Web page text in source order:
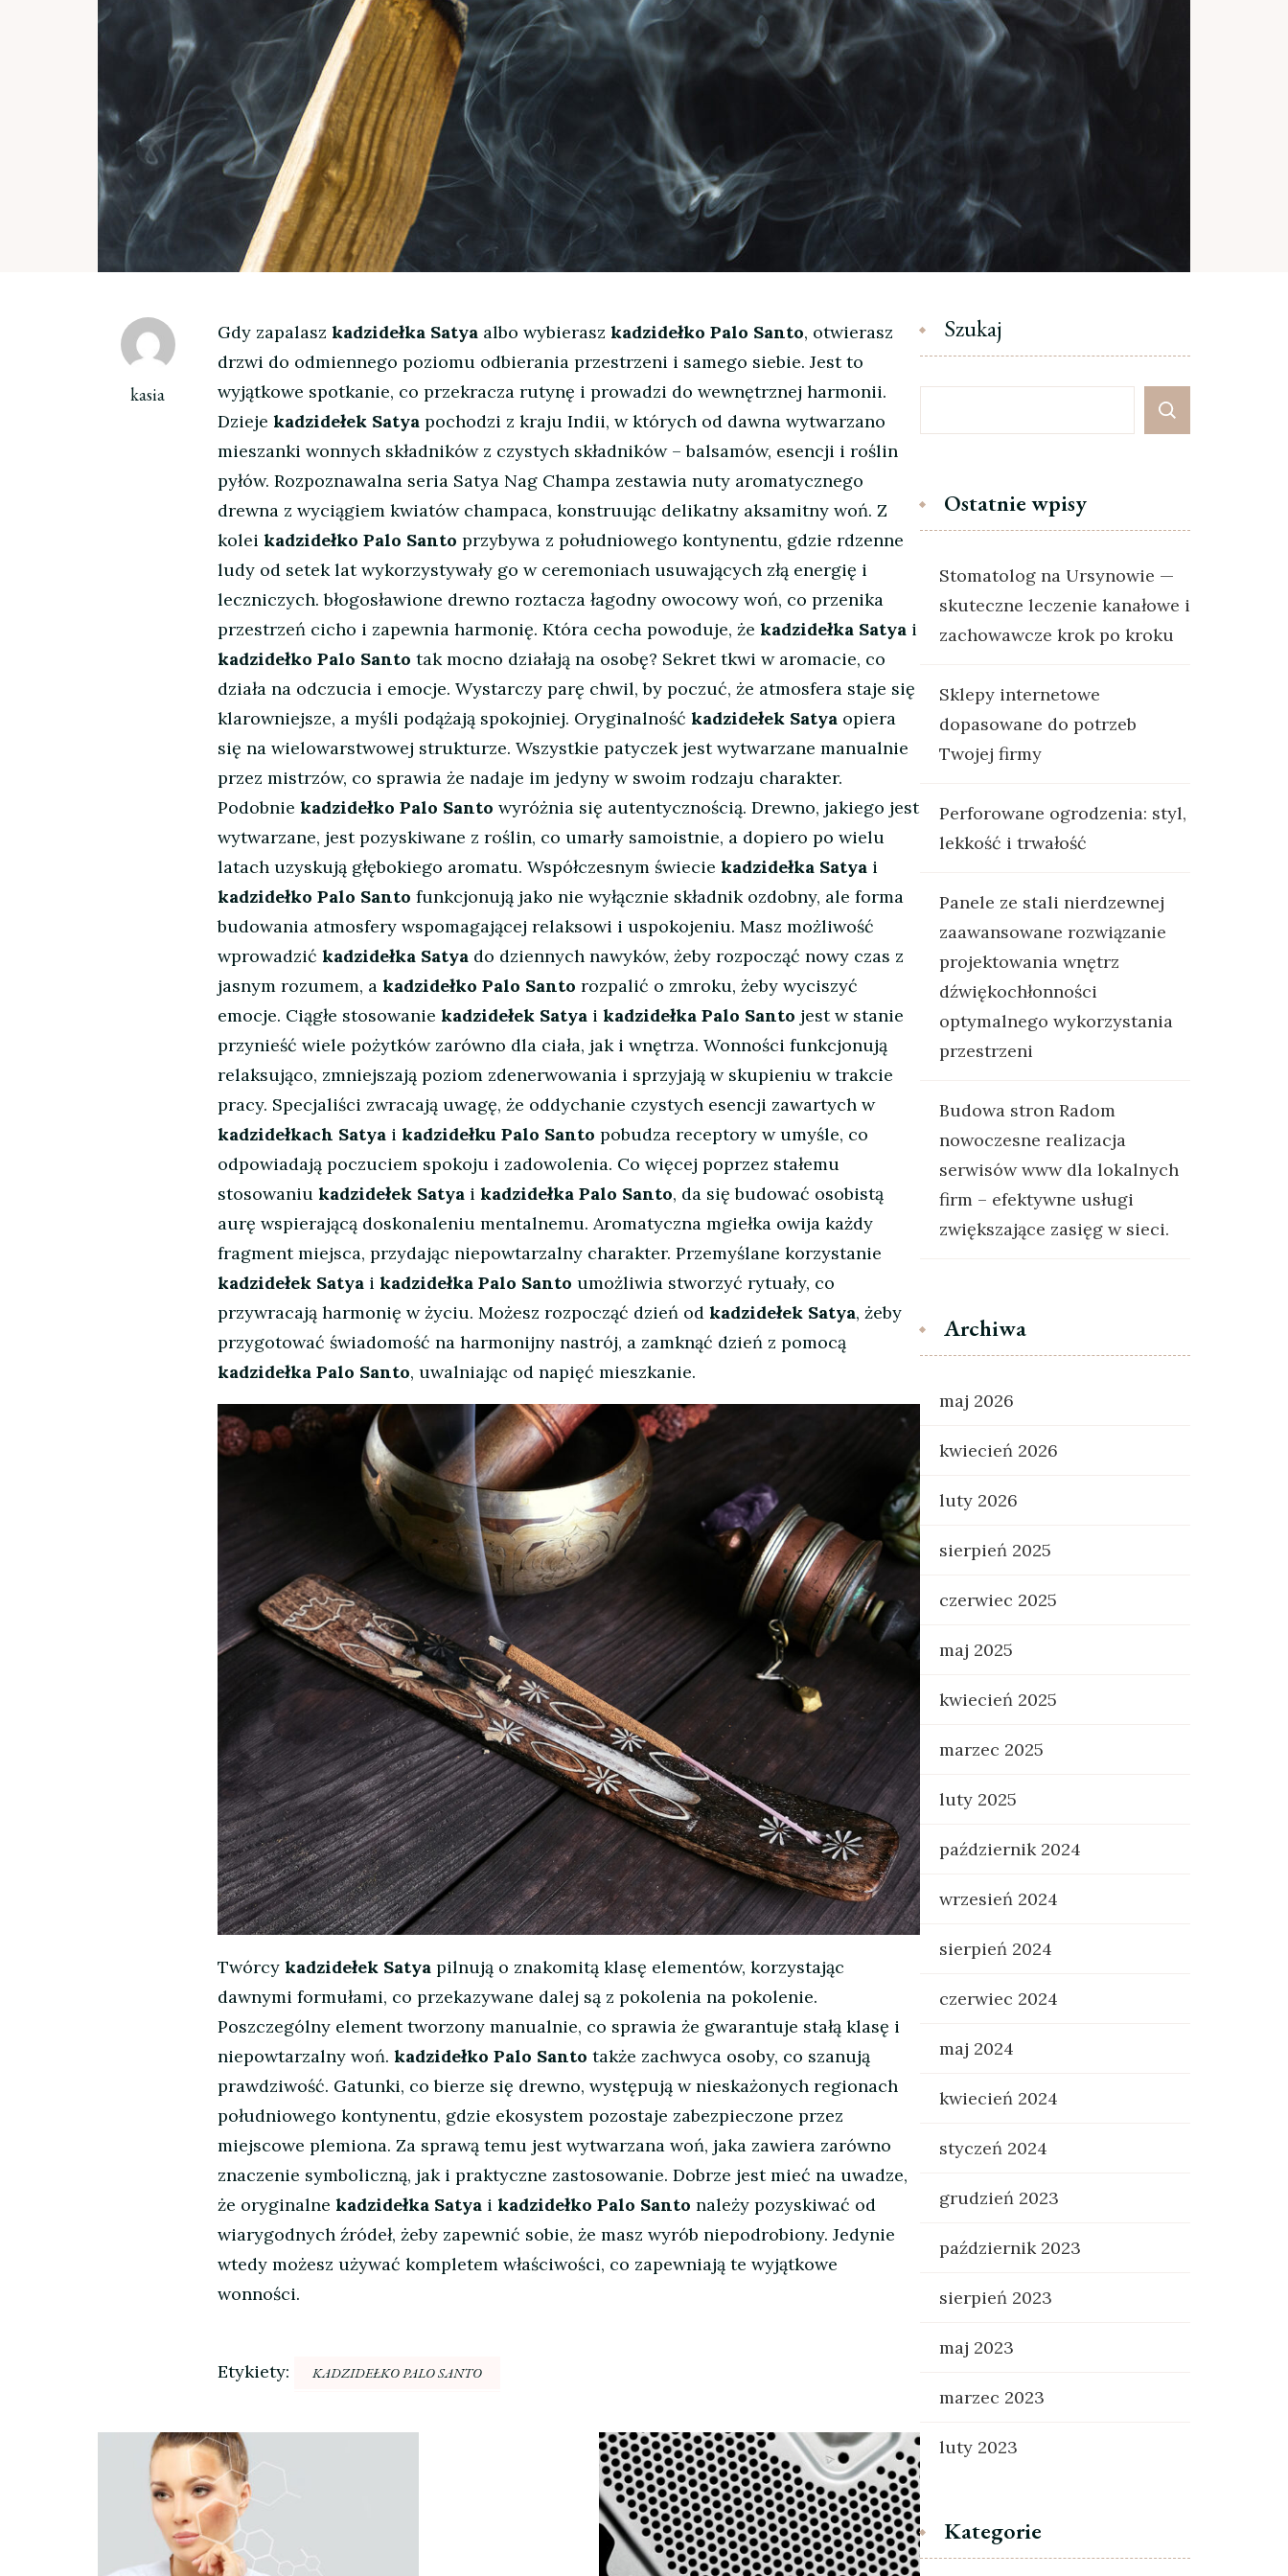
kasia
Gdy zapalasz kadzidełka Satya albo wybierasz kadzidełko Palo Santo, otwierasz
drzwi do odmiennego poziomu odbierania przestrzeni i samego siebie. Jest to
wyjątkowe spotkanie, co przekracza rutynę i prowadzi do wewnętrznej harmonii.
Dzieje kadzidełek Satya pochodzi z kraju Indii, w których od dawna wytwarzano
mieszanki wonnych składników z czystych składników – balsamów, esencji i roślin
pyłów. Rozpoznawalna seria Satya Nag Champa zestawia nuty aromatycznego
drewna z wyciągiem kwiatów champaca, konstruując delikatny aksamitny woń. Z
kolei kadzidełko Palo Santo przybywa z południowego kontynentu, gdzie rdzenne
ludy od setek lat wykorzystywały go w ceremoniach usuwających złą energię i
leczniczych. błogosławione drewno roztacza łagodny owocowy woń, co przenika
przestrzeń cicho i zapewnia harmonię. Która cecha powoduje, że kadzidełka Satya i
kadzidełko Palo Santo tak mocno działają na osobę? Sekret tkwi w aromacie, co
działa na odczucia i emocje. Wystarczy parę chwil, by poczuć, że atmosfera staje się
klarowniejsze, a myśli podążają spokojniej. Oryginalność kadzidełek Satya opiera
się na wielowarstwowej strukturze. Wszystkie patyczek jest wytwarzane manualnie
przez mistrzów, co sprawia że nadaje im jedyny w swoim rodzaju charakter.
Podobnie kadzidełko Palo Santo wyróżnia się autentycznością. Drewno, jakiego jest
wytwarzane, jest pozyskiwane z roślin, co umarły samoistnie, a dopiero po wielu
latach uzyskują głębokiego aromatu. Współczesnym świecie kadzidełka Satya i
kadzidełko Palo Santo funkcjonują jako nie wyłącznie składnik ozdobny, ale forma
budowania atmosfery wspomagającej relaksowi i uspokojeniu. Masz możliwość
wprowadzić kadzidełka Satya do dziennych nawyków, żeby rozpocząć nowy czas z
jasnym rozumem, a kadzidełko Palo Santo rozpalić o zmroku, żeby wyciszyć
emocje. Ciągłe stosowanie kadzidełek Satya i kadzidełka Palo Santo jest w stanie
przynieść wiele pożytków zarówno dla ciała, jak i wnętrza. Wonności funkcjonują
relaksująco, zmniejszają poziom zdenerwowania i sprzyjają w skupieniu w trakcie
pracy. Specjaliści zwracają uwagę, że oddychanie czystych esencji zawartych w
kadzidełkach Satya i kadzidełku Palo Santo pobudza receptory w umyśle, co
odpowiadają poczuciem spokoju i zadowolenia. Co więcej poprzez stałemu
stosowaniu kadzidełek Satya i kadzidełka Palo Santo, da się budować osobistą
aurę wspierającą doskonaleniu mentalnemu. Aromatyczna mgiełka owija każdy
fragment miejsca, przydając niepowtarzalny charakter. Przemyślane korzystanie
kadzidełek Satya i kadzidełka Palo Santo umożliwia stworzyć rytuały, co
przywracają harmonię w życiu. Możesz rozpocząć dzień od kadzidełek Satya, żeby
przygotować świadomość na harmonijny nastrój, a zamknąć dzień z pomocą
kadzidełka Palo Santo, uwalniając od napięć mieszkanie.
Twórcy kadzidełek Satya pilnują o znakomitą klasę elementów, korzystając
dawnymi formułami, co przekazywane dalej są z pokolenia na pokolenie.
Poszczególny element tworzony manualnie, co sprawia że gwarantuje stałą klasę i
niepowtarzalny woń. kadzidełko Palo Santo także zachwyca osoby, co szanują
prawdziwość. Gatunki, co bierze się drewno, występują w nieskażonych regionach
południowego kontynentu, gdzie ekosystem pozostaje zabezpieczone przez
miejscowe plemiona. Za sprawą temu jest wytwarzana woń, jaka zawiera zarówno
znaczenie symboliczną, jak i praktyczne zastosowanie. Dobrze jest mieć na uwadze,
że oryginalne kadzidełka Satya i kadzidełko Palo Santo należy pozyskiwać od
wiarygodnych źródeł, żeby zapewnić sobie, że masz wyrób niepodrobiony. Jedynie
wtedy możesz używać kompletem właściwości, co zapewniają te wyjątkowe
wonności.
Etykiety: KADZIDEŁKO PALO SANTO
Nawigacja
wpisu
Szukaj
Ostatnie wpisy
Stomatolog na Ursynowie —
skuteczne leczenie kanałowe i
zachowawcze krok po kroku
Sklepy internetowe
dopasowane do potrzeb
Twojej firmy
Perforowane ogrodzenia: styl,
lekkość i trwałość
Panele ze stali nierdzewnej
zaawansowane rozwiązanie
projektowania wnętrz
dźwiękochłonności
optymalnego wykorzystania
przestrzeni
Budowa stron Radom
nowoczesne realizacja
serwisów www dla lokalnych
firm – efektywne usługi
zwiększające zasięg w sieci.
Archiwa
maj 2026
kwiecień 2026
luty 2026
sierpień 2025
czerwiec 2025
maj 2025
kwiecień 2025
marzec 2025
luty 2025
październik 2024
wrzesień 2024
sierpień 2024
czerwiec 2024
maj 2024
kwiecień 2024
styczeń 2024
grudzień 2023
październik 2023
sierpień 2023
maj 2023
marzec 2023
luty 2023
Kategorie